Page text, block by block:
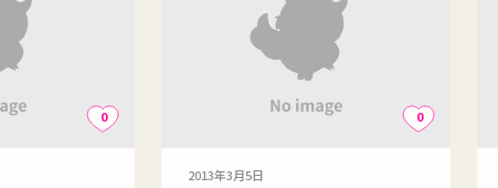
0 0
2013年3月5日